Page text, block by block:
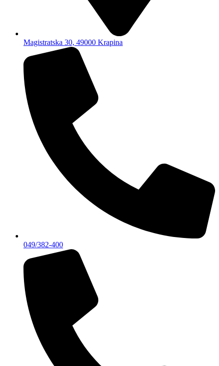
Magistratska 30, 49000 Krapina
049/382-400